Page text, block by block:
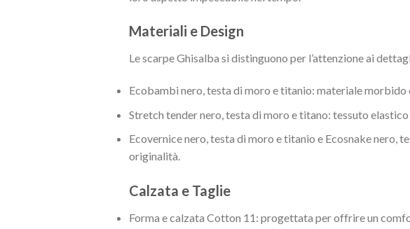
Materiali e Design
Le scarpe Ghisalba si distinguono per l’attenzione ai
Ecobambi nero, testa di moro e titanio: materiale
Stretch tender nero, testa di moro e titano: tessuto
Ecovernice nero, testa di moro e titanio e Ecosnake nero,
originalità.
Calzata e Taglie
Forma e calzata Cotton 11: progettata per offrire un